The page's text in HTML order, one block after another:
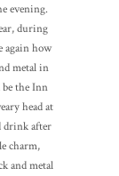
evening.
during
again how
metal in
the Inn
head at
drink after
charm,
and metal